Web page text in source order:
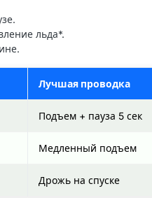
льда*.
Лучшая проводка
Подъем + пауза 5 сек
Медленный подъем
Дрожь на спуске